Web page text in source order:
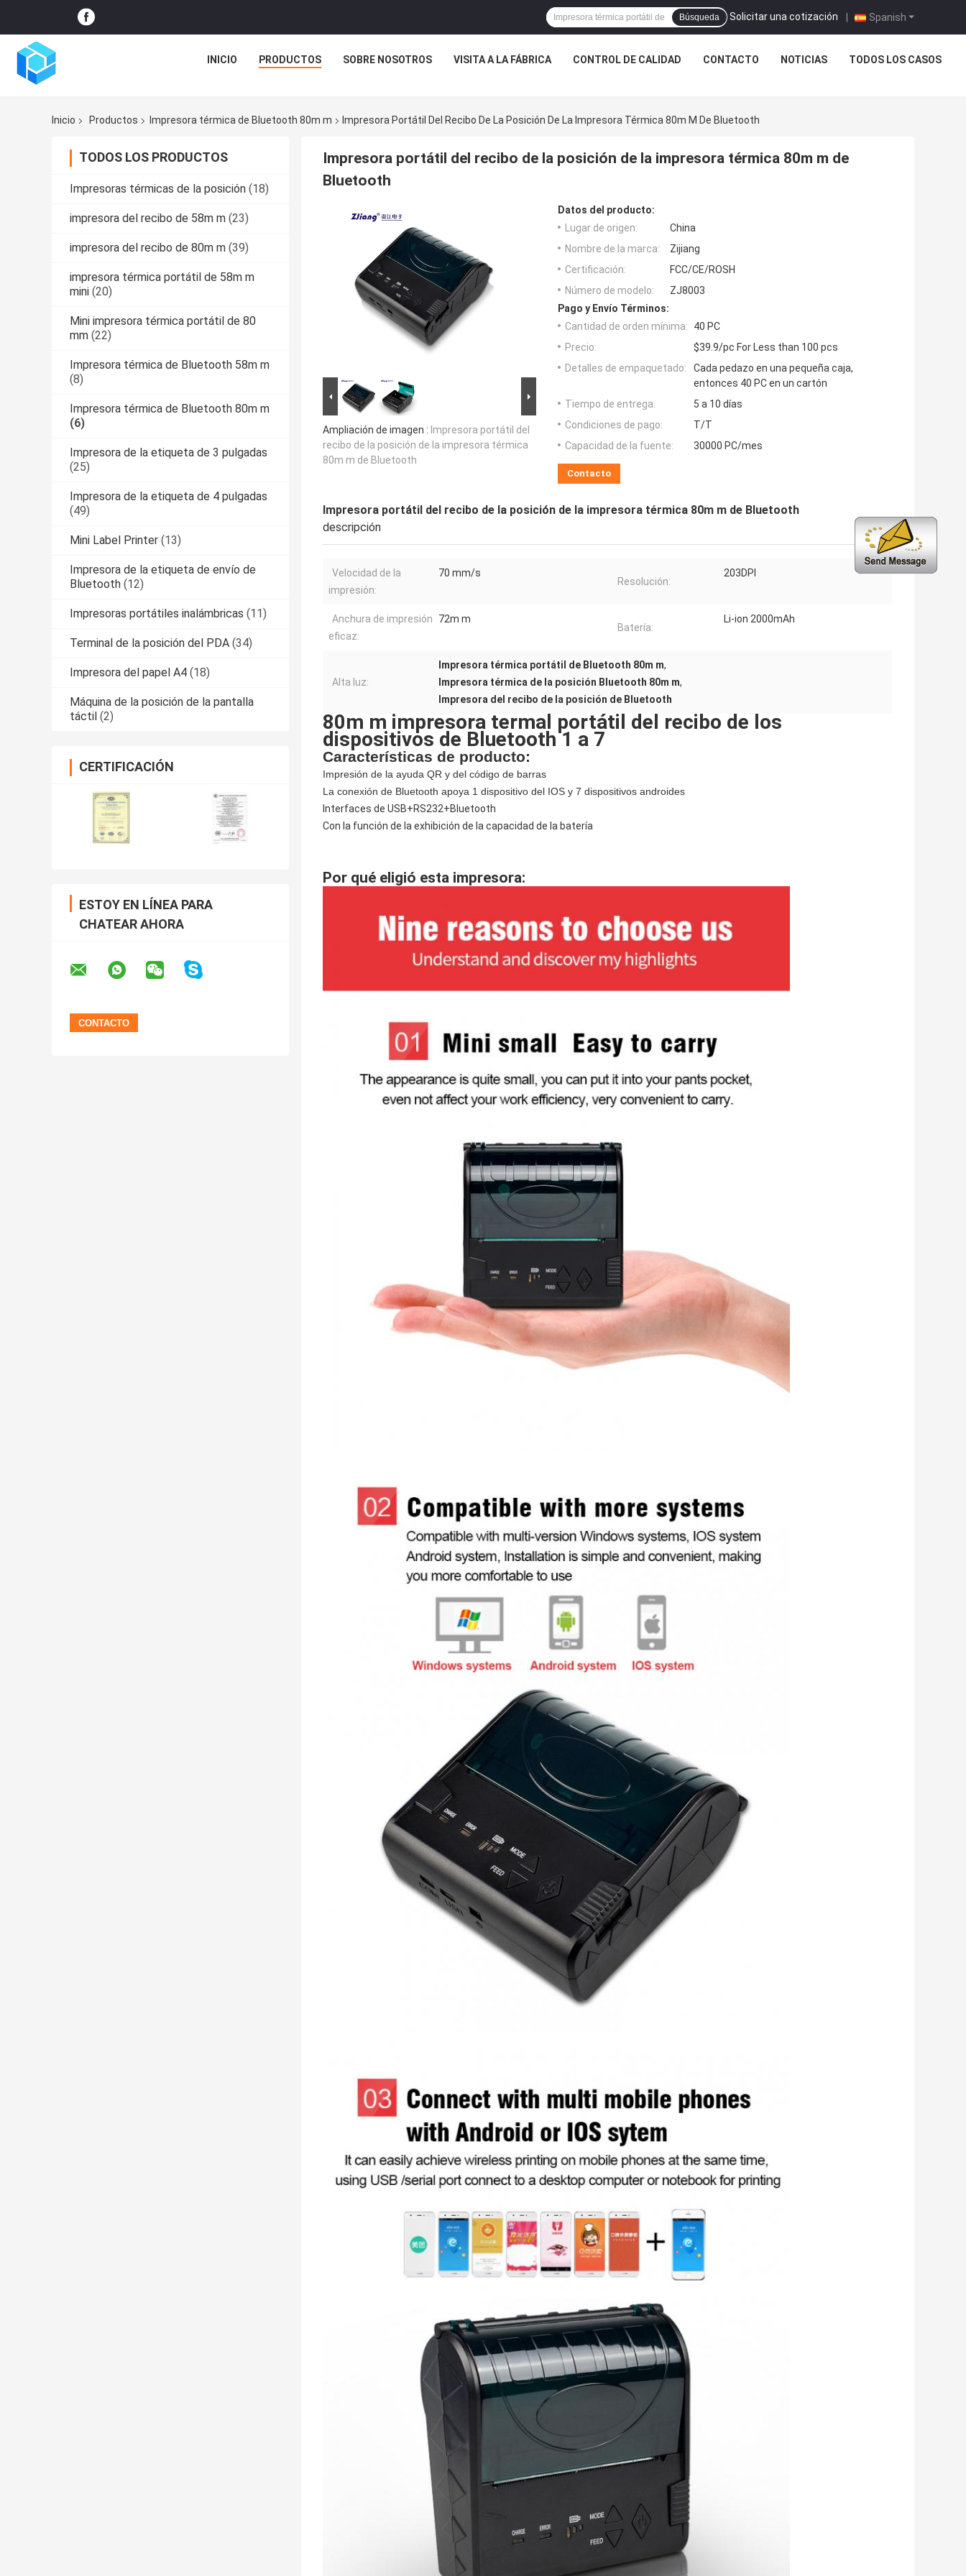
Spanish
Solicitar una cotización |
Búsqueda
INICIO PRODUCTOS SOBRE NOSOTROS VISITA A LA FÁBRICA CONTROL DE CALIDAD CONTACTO NOTICIAS TODOS LOS CASOS
Inicio Productos Impresora térmica de Bluetooth 80m m Impresora Portátil Del Recibo De La Posición De La Impresora Térmica 80m M De Bluetooth
TODOS LOS PRODUCTOS
Impresoras térmicas de la posición (18)
impresora del recibo de 58m m (23)
impresora del recibo de 80m m (39)
impresora térmica portátil de 58m m
mini (20)
Mini impresora térmica portátil de 80
mm (22)
Impresora térmica de Bluetooth 58m m
(8)
Impresora térmica de Bluetooth 80m m
(6)
Impresora de la etiqueta de 3 pulgadas
(25)
Impresora de la etiqueta de 4 pulgadas
(49)
Mini Label Printer (13)
Impresora de la etiqueta de envío de
Bluetooth (12)
Impresoras portátiles inalámbricas (11)
Terminal de la posición del PDA (34)
Impresora del papel A4 (18)
Máquina de la posición de la pantalla
táctil (2)
CERTIFICACIÓN
ESTOY EN LÍNEA PARA
CHATEAR AHORA
Impresora portátil del recibo de la posición de la impresora térmica 80m m de
Bluetooth
Ampliación de imagen : Impresora portátil del
recibo de la posición de la impresora térmica
80m m de Bluetooth
Datos del producto:
Lugar de origen:
China
Nombre de la marca:
Zijiang
Certificación:
FCC/CE/ROSH
Número de modelo:
ZJ8003
Pago y Envío Términos:
Cantidad de orden mínima:
40 PC
Precio:
$39.9/pc For Less than 100 pcs
Detalles de empaquetado:
Cada pedazo en una pequeña caja,
entonces 40 PC en un cartón
Tiempo de entrega:
5 a 10 días
Condiciones de pago:
T/T
Capacidad de la fuente:
30000 PC/mes
Contacto
Impresora portátil del recibo de la posición de la impresora térmica 80m m de Bluetooth
descripción
Velocidad de la
impresión:
70 mm/s
Resolución:
203DPI
Anchura de impresión
eficaz:
72m m
Batería:
Li-ion 2000mAh
Alta luz:
Impresora térmica portátil de Bluetooth 80m m,
Impresora térmica de la posición Bluetooth 80m m,
Impresora del recibo de la posición de Bluetooth
80m m impresora termal portátil del recibo de los
dispositivos de Bluetooth 1 a 7
Características de producto:
Impresión de la ayuda QR y del código de barras
La conexión de Bluetooth apoya 1 dispositivo del IOS y 7 dispositivos androides
Interfaces de USB+RS232+Bluetooth
Con la función de la exhibición de la capacidad de la batería
Por qué eligió esta impresora: